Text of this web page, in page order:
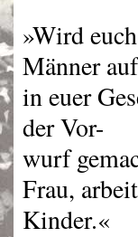
»Wird
Männer
in euer
der Vor-
wurf
Frau,
Kinder.«